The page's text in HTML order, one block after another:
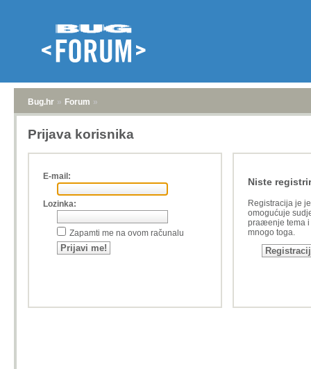
Bug.hr » Forum »
Prijava korisnika
E-mail:
Lozinka:
Zapamti me na ovom računalu
Niste
Registracija je
omogućuje
praæenje tema i
mnogo toga.